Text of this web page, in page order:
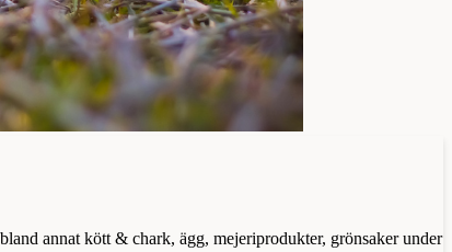
annat kött & chark, ägg, mejeriprodukter, grönsaker under